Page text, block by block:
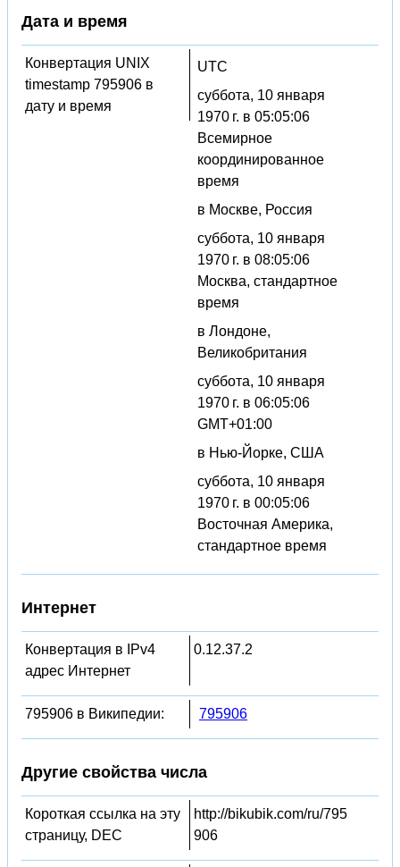
Дата и время
Конвертация UNIX
timestamp 795906 в
дату и время
UTC
суббота, 10 января
1970 г. в 05:05:06
Всемирное
координированное
время
в Москве, Россия
суббота, 10 января
1970 г. в 08:05:06
Москва, стандартное
время
в Лондоне,
Великобритания
суббота, 10 января
1970 г. в 06:05:06
GMT+01:00
в Нью-Йорке, США
суббота, 10 января
1970 г. в 00:05:06
Восточная Америка,
стандартное время
Интернет
Конвертация в IPv4
адрес Интернет
0.12.37.2
795906 в Википедии: 795906
Другие свойства числа
Короткая ссылка на эту
страницу, DEC
http://bikubik.com/ru/795
906